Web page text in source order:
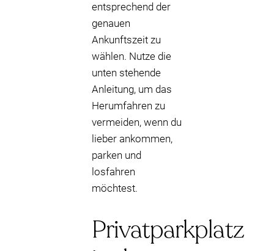
entsprechend der
genauen
Ankunftszeit zu
wählen. Nutze die
unten stehende
Anleitung, um das
Herumfahren zu
vermeiden, wenn du
lieber ankommen,
parken und
losfahren
möchtest.
Privatparkplatz